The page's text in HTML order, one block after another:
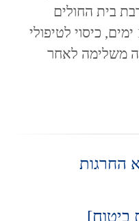
בית החולים
במקרה של אשפוז מעבר ל-10 ימים, כיסוי לטיפולי
משלימה לאחר
החרגות
ביטוח]